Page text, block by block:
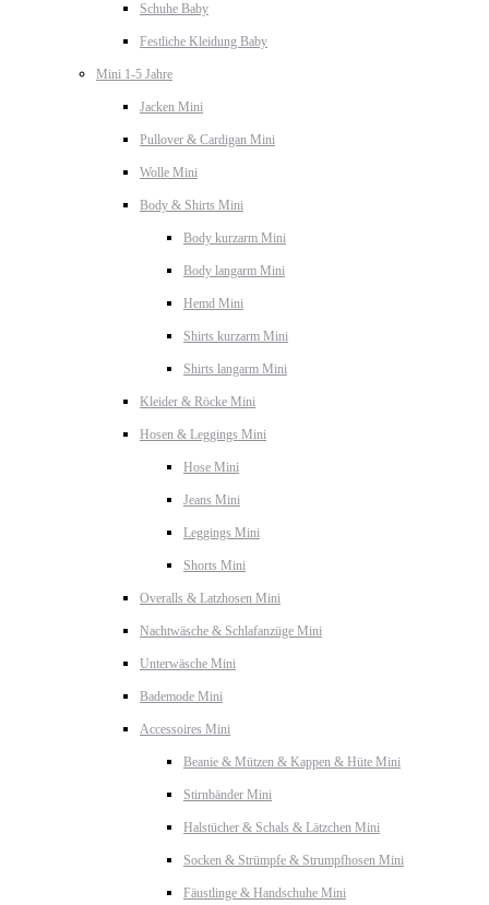
Schuhe Baby
Festliche Kleidung Baby
Mini 1-5 Jahre
Jacken Mini
Pullover & Cardigan Mini
Wolle Mini
Body & Shirts Mini
Body kurzarm Mini
Body langarm Mini
Hemd Mini
Shirts kurzarm Mini
Shirts langarm Mini
Kleider & Röcke Mini
Hosen & Leggings Mini
Hose Mini
Jeans Mini
Leggings Mini
Shorts Mini
Overalls & Latzhosen Mini
Nachtwäsche & Schlafanzüge Mini
Unterwäsche Mini
Bademode Mini
Accessoires Mini
Beanie & Mützen & Kappen & Hüte Mini
Stirnbänder Mini
Halstücher & Schals & Lätzchen Mini
Socken & Strümpfe & Strumpfhosen Mini
Fäustlinge & Handschuhe Mini